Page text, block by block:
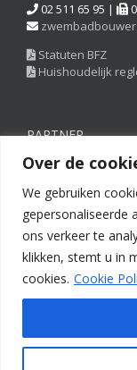
Over de
We gebruiken
gepersonaliseerde
ons verkeer te
klikken, stemt u in
cookies. Cookie
02 511 65 95 |
Statuten BFZ
Huishoudelijk
PARTNER
Copyright © 2022